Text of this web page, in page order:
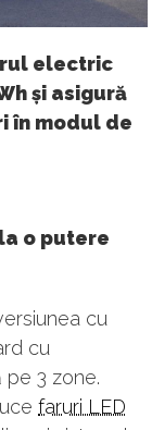
electric
și asigură
în modul de
o putere
cu
cu
pe 3 zone.
faruri LED